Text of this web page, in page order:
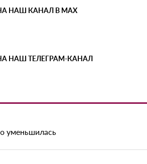
НАШ КАНАЛ В MAX
НАШ ТЕЛЕГРАМ-КАНАЛ
уменьшилась